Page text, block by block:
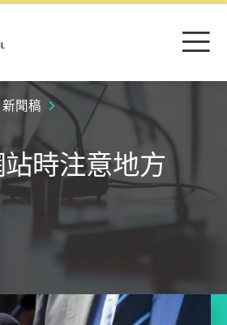
目
新聞稿
時注意地方